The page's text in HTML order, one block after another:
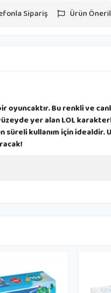
Sipariş Ürün
Bu renkli ve
yer alan LOL
kullanım için idealdir.